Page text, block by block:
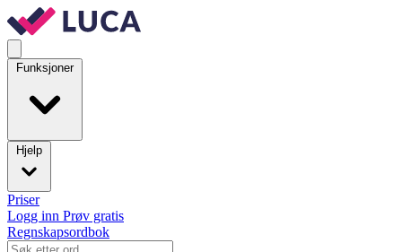
Funksjoner
Hjelp
Priser
Logg inn Prøv gratis
Regnskapsordbok